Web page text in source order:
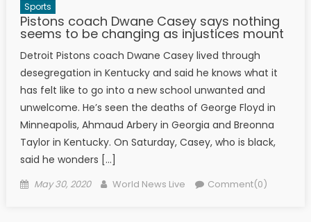
Sports
Pistons coach Dwane Casey says nothing
seems to be changing as injustices mount
Detroit Pistons coach Dwane Casey lived through
desegregation in Kentucky and said he knows what it
has felt like to go into a new school unwanted and
unwelcome. He’s seen the deaths of George Floyd in
Minneapolis, Ahmaud Arbery in Georgia and Breonna
Taylor in Kentucky. On Saturday, Casey, who is black,
said he wonders […]
Posted on
May 30, 2020 Author
World News Live Comment(0)